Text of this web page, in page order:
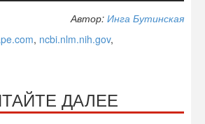
Автор: Инга Бутинская
, ncbi.nlm.nih.gov,
ДАЛЕЕ